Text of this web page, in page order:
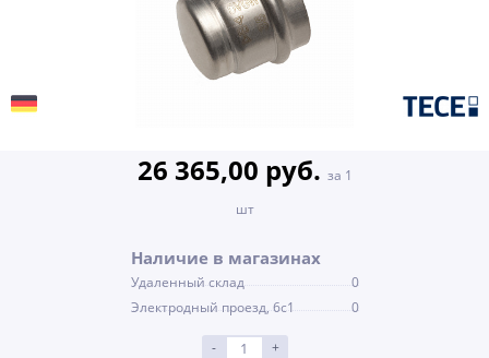
26 365,00 руб. за 1
шт
Наличие в магазинах
Удаленный склад
0
Электродный проезд, 6с1
0
- +